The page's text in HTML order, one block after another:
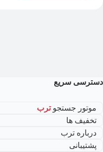
دسترسی سریع
موتور جستجوترب
تخفیف ها
درباره ترب
پشتیبانی